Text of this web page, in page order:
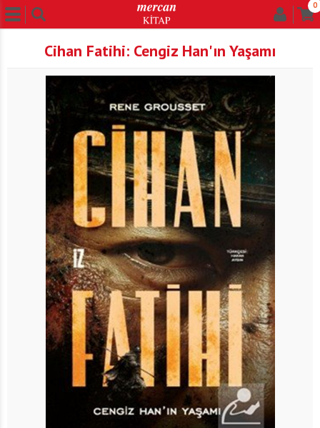
0
Cihan Fatihi: Cengiz Han'ın Yaşamı